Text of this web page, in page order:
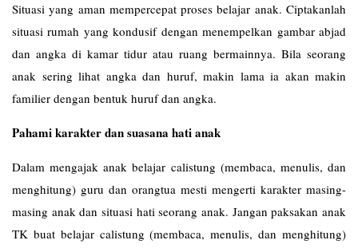
Situasi yang aman mempercepat proses belajar anak. Ciptakanlah
situasi rumah yang kondusif dengan menempelkan gambar abjad
dan angka di kamar tidur atau ruang bermainnya. Bila seorang
anak sering lihat angka dan huruf, makin lama ia akan makin
familier dengan bentuk huruf dan angka.
Pahami karakter dan suasana hati anak
Dalam mengajak anak belajar calistung (membaca, menulis, dan
menghitung) guru dan orangtua mesti mengerti karakter masing-
masing anak dan situasi hati seorang anak. Jangan paksakan anak
TK buat belajar calistung (membaca, menulis, dan menghitung)